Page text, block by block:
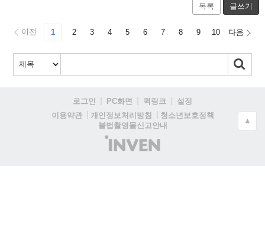
목록 글쓰기
이전 1 2 3 4 5 6 7 8 9 10 다음
로그인 PC화면 퀵링크
설정
이용약관
개인정보처리방침
청소년보호정책
불법촬영물신고안내
(주)
인
▲